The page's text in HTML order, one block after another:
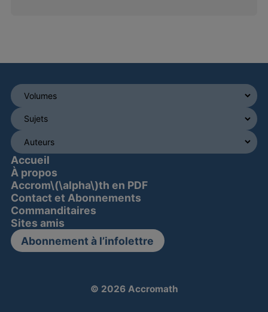
Accueil
À propos
Accrom\(\alpha\)th en PDF
Contact et Abonnements
Commanditaires
Sites amis
Abonnement à l’infolettre
© 2026 Accromath